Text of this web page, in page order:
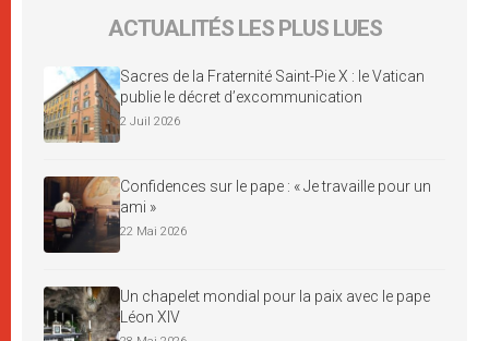
ACTUALITÉS LES PLUS LUES
Sacres de la Fraternité Saint-Pie X : le Vatican
publie le décret d’excommunication
2 Juil 2026
Confidences sur le pape : « Je travaille pour un
ami »
22 Mai 2026
Un chapelet mondial pour la paix avec le pape
Léon XIV